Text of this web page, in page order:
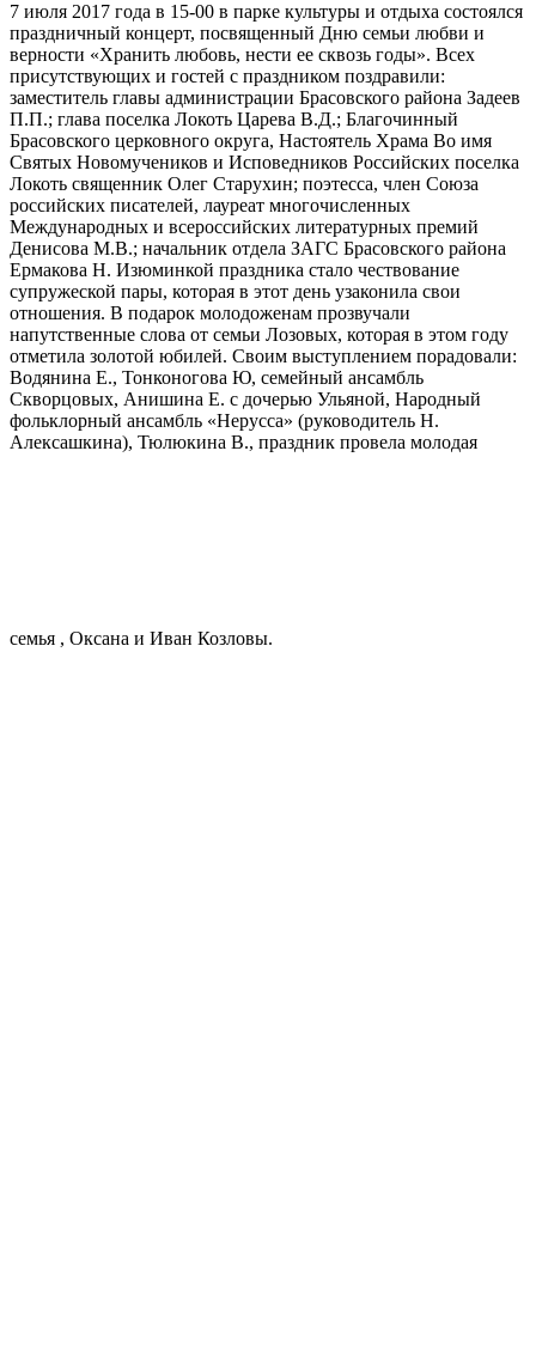
7 июля 2017 года в 15-00 в парке культуры и отдыха состоялся
праздничный концерт, посвященный Дню семьи любви и
верности «Хранить любовь, нести ее сквозь годы». Всех
присутствующих и гостей с праздником поздравили:
заместитель главы администрации Брасовского района Задеев
П.П.; глава поселка Локоть Царева В.Д.; Благочинный
Брасовского церковного округа, Настоятель Храма Во имя
Святых Новомучеников и Исповедников Российских поселка
Локоть священник Олег Старухин; поэтесса, член Союза
российских писателей, лауреат многочисленных
Международных и всероссийских литературных премий
Денисова М.В.; начальник отдела ЗАГС Брасовского района
Ермакова Н. Изюминкой праздника стало чествование
супружеской пары, которая в этот день узаконила свои
отношения. В подарок молодоженам прозвучали
напутственные слова от семьи Лозовых, которая в этом году
отметила золотой юбилей. Своим выступлением порадовали:
Водянина Е., Тонконогова Ю, семейный ансамбль
Скворцовых, Анишина Е. с дочерью Ульяной, Народный
фольклорный ансамбль «Нерусса» (руководитель Н.
Алексашкина), Тюлюкина В., праздник провела молодая
семья , Оксана и Иван Козловы.